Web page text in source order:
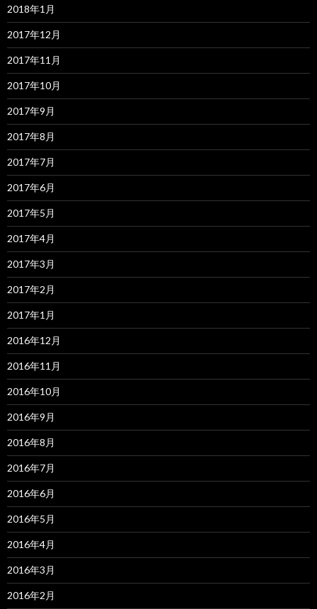
2018年1月
2017年12月
2017年11月
2017年10月
2017年9月
2017年8月
2017年7月
2017年6月
2017年5月
2017年4月
2017年3月
2017年2月
2017年1月
2016年12月
2016年11月
2016年10月
2016年9月
2016年8月
2016年7月
2016年6月
2016年5月
2016年4月
2016年3月
2016年2月